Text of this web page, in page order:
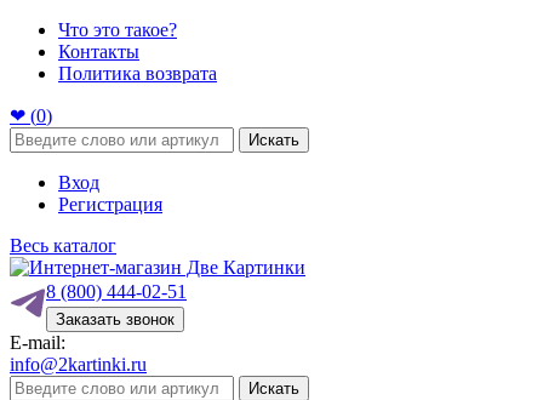
Что это такое?
Контакты
Политика возврата
❤ (0)
Искать
Вход
Регистрация
Весь каталог
8 (800) 444-02-51
Заказать звонок
E-mail:
info@2kartinki.ru
Искать